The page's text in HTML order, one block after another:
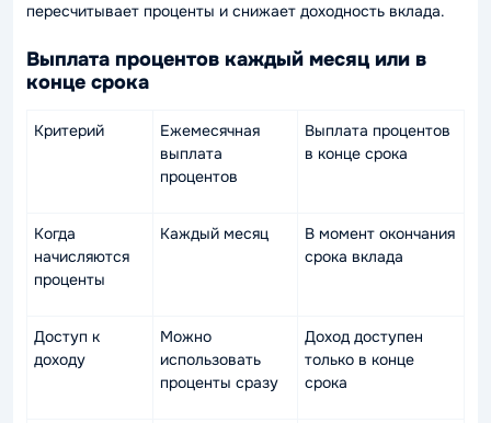
пересчитывает проценты и снижает доходность вклада.
Выплата процентов каждый месяц или в
конце срока
Критерий
Ежемесячная
выплата
процентов
Выплата процентов
в конце срока
Когда
начисляются
проценты
Каждый месяц
В момент окончания
срока вклада
Доступ к
доходу
Можно
использовать
проценты сразу
Доход доступен
только в конце
срока